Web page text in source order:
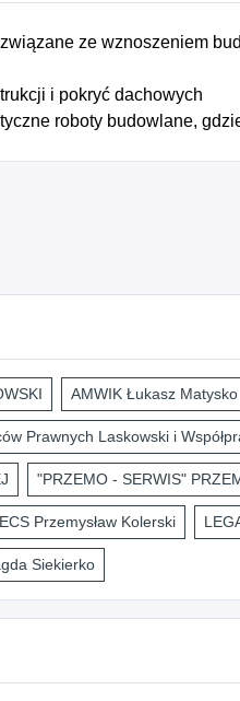
ze wznoszeniem
i pokryć dachowych
roboty budowlane,
AMWIK Łukasz Matysko
Prawnych Laskowski i
"PRZEMO - SERWIS"
ECS Przemysław Kolerski
Siekierko